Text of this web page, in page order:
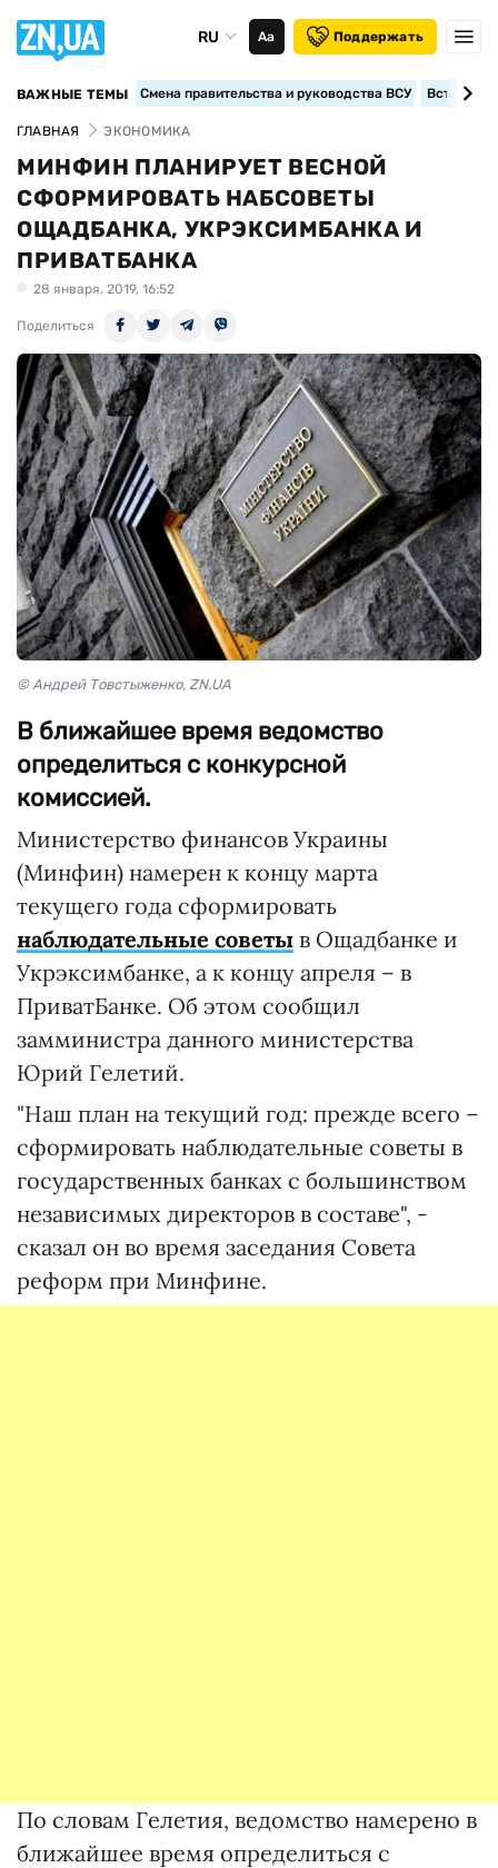
RU Аа Поддержать
ВАЖНЫЕ ТЕМЫ Смена правительства и руководства ВСУ
ГЛАВНАЯ ЭКОНОМИКА
МИНФИН ПЛАНИРУЕТ ВЕСНОЙ
СФОРМИРОВАТЬ НАБСОВЕТЫ
ОЩАДБАНКА, УКРЭКСИМБАНКА И
ПРИВАТБАНКА
28 января, 2019, 16:52
Поделиться
© Андрей Товстыженко, ZN.UA
В ближайшее время ведомство
определиться с конкурсной
комиссией.
Министерство финансов Украины
(Минфин) намерен к концу марта
текущего года сформировать
наблюдательные советы в Ощадбанке и
Укрэксимбанке, а к концу апреля – в
ПриватБанке. Об этом сообщил
замминистра данного министерства
Юрий Гелетий.
"Наш план на текущий год: прежде всего –
сформировать наблюдательные советы в
государственных банках с большинством
независимых директоров в составе", -
сказал он во время заседания Совета
реформ при Минфине.
По словам Гелетия, ведомство намерено в
ближайшее время определиться с